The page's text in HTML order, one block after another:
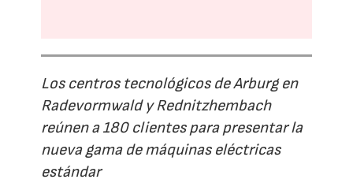
Los centros tecnológicos de Arburg en
Radevormwald y Rednitzhembach
reúnen a 180 clientes para presentar la
nueva gama de máquinas eléctricas
estándar